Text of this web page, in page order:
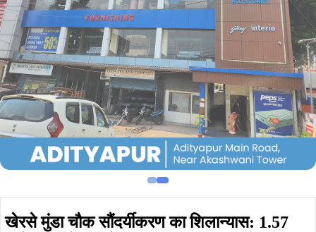
खेरसे मुंडा चौक सौंदर्यीकरण का शिलान्यास: 1.57